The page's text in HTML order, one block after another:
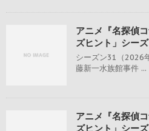
アニメ『名探偵
ズヒント」シー
シーズン31（2026
藤新一水族館事件 ...
アニメ『名探偵
ズヒント」シー